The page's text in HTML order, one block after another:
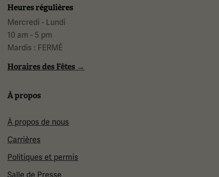
Heures régulières
Mercredi - Lundi
10 am - 5 pm
Mardis : FERMÉ
Horaires des Fêtes →
À propos
À propos de nous
Carrières
Politiques et permis
Salle de Presse